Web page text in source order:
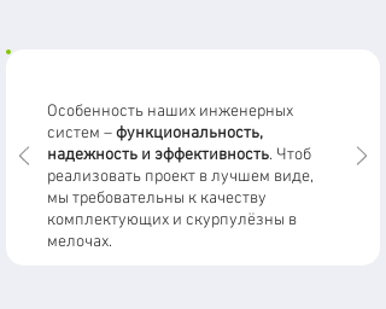
Особенность наших инженерных
систем –функциональность,
надежность и эффективность. Чтоб
реализовать проект в лучшем виде,
мы требовательны к качеству
комплектующих и скурпулёзны в
мелочах.